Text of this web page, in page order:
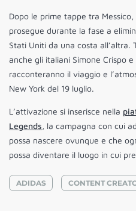
Dopo le prime tappe tra
prosegue durante la fase a
Stati Uniti da una costa
anche gli italiani Simone Crispo
racconteranno il viaggio e
New York del 19 luglio.
L’attivazione si inserisce nella
Legends, la campagna con cui
possa nascere ovunque e che
possa diventare il luogo in cui
ADIDAS CONTENT